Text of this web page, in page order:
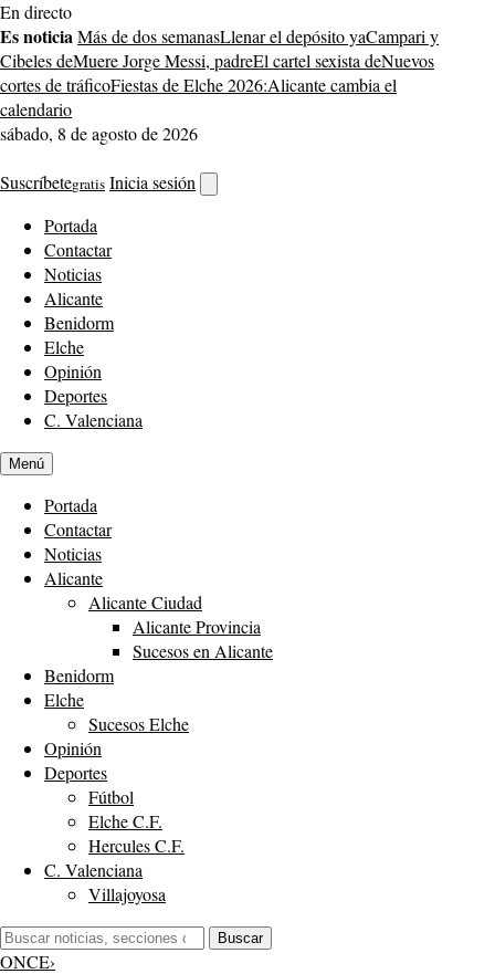
Saltar
al
contenido
En directo
Es noticiaMás de dos semanasLlenar el depósito yaCampari y
Cibeles deMuere Jorge Messi, padreEl cartel sexista deNuevos
cortes de tráficoFiestas de Elche 2026:Alicante cambia el
calendario
sábado, 8 de agosto de 2026
Suscríbetegratis Inicia sesión
buscador
Portada
Contactar
Noticias
Alicante
Benidorm
Elche
Opinión
Deportes
C. Valenciana
Menú
Portada
Contactar
Noticias
Alicante
Alicante Ciudad
Alicante Provincia
Sucesos en Alicante
Benidorm
Elche
Sucesos Elche
Opinión
Deportes
Fútbol
Elche C.F.
Hercules C.F.
C. Valenciana
Villajoyosa
Buscar:
Buscar
ONCE›